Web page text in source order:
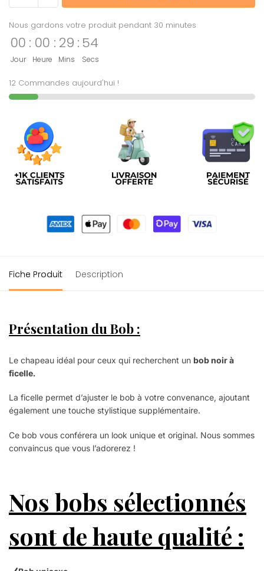
Nous gardons votre produit pendant 30 minutes
00
Jour
: 00
Heure
: 29
Mins
: 54
Secs
12 Commandes aujourd'hui !
Fiche Produit Description
Présentation du Bob :
Le chapeau idéal pour ceux qui recherchent un bob noir à
ficelle.
La ficelle permet d’ajuster le bob à votre convenance, ajoutant
également une touche stylistique supplémentaire.
Ce bob vous conférera un look unique et original. Nous sommes
convaincus que vous l’adorerez !
Nos bobs sélectionnés
sont de haute qualité :